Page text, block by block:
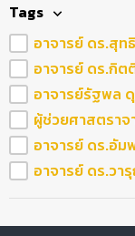
Tags
อาจารย์ ดร.สุท
อาจารย์ ดร.กิต
อาจารย์รัฐพล
ผู้ช่วยศาสตรา
อาจารย์ ดร.อัม
อาจารย์ ดร.ว